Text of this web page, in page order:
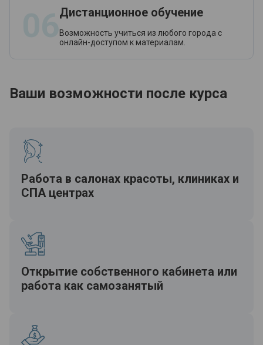
Дистанционное обучение
Возможность учиться из любого города с
онлайн-доступом к материалам.
Ваши возможности после курса
Работа в салонах красоты, клиниках и
СПА центрах
Открытие собственного кабинета или
работа как самозанятый